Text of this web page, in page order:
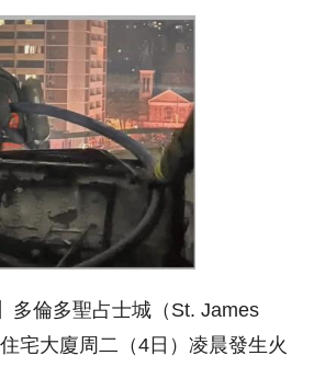
多倫多聖占士城 （St. James
宅大廈周二（4日）凌晨發生火